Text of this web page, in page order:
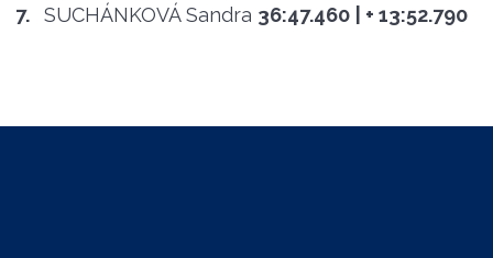
7.
SUCHÁNKOVÁ Sandra 36:47.460 | + 13:52.790